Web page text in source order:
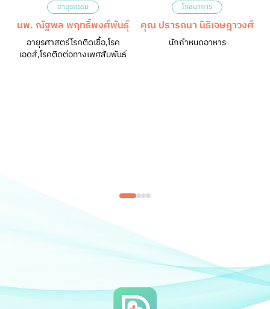
อายุรกรรม
นพ. ณัฐพล พฤทธิ์พงศ์พันธุ์
อายุรศาสตร์โรคติดเชื้อ,โรค
เอดส์,โรคติดต่อทางเพศสัมพันธ์
โภชนาการ
คุณ ปรารถนา นิธิเจษฎาวงศ์
นักกำหนดอาหาร